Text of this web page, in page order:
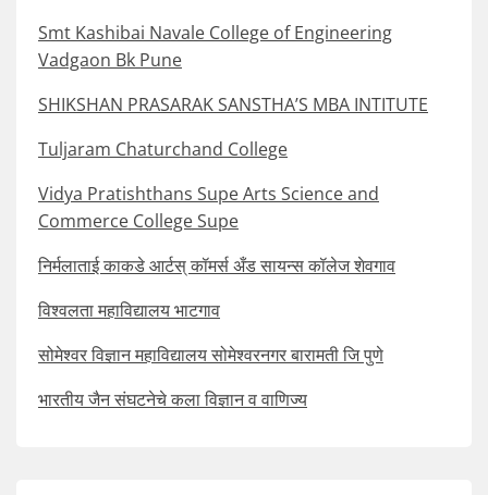
Smt Kashibai Navale College of Engineering
Vadgaon Bk Pune
SHIKSHAN PRASARAK SANSTHA’S MBA INTITUTE
Tuljaram Chaturchand College
Vidya Pratishthans Supe Arts Science and
Commerce College Supe
निर्मलाताई काकडे आर्टस् कॉमर्स अँड सायन्स कॉलेज शेवगाव
विश्वलता महाविद्यालय भाटगाव
सोमेश्वर विज्ञान महाविद्यालय सोमेश्वरनगर बारामती जि पुणे
भारतीय जैन संघटनेचे कला विज्ञान व वाणिज्य